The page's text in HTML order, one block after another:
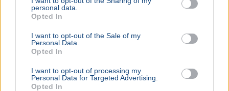
personal data.
Opted In
I want to opt-out of the Sale of my
Personal Data.
Opted In
I want to opt-out of processing my
Personal Data for Targeted Advertising.
Opted In